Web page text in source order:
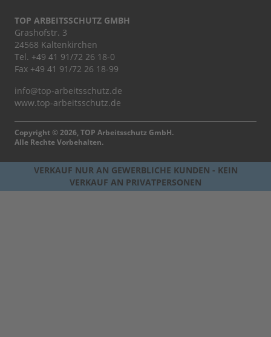
TOP ARBEITSSCHUTZ GMBH
Grashofstr. 3
24568 Kaltenkirchen
Tel. +49 41 91/72 26 18-0
Fax +49 41 91/72 26 18-99
info@top-arbeitsschutz.de
www.top-arbeitsschutz.de
Copyright © 2026, TOP Arbeitsschutz GmbH.
Alle Rechte Vorbehalten.
VERKAUF NUR AN GEWERBLICHE KUNDEN - KEIN
VERKAUF AN PRIVATPERSONEN